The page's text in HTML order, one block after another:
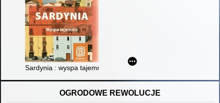
Sardynia : wyspa tajemnic
OGRODOWE REWOLUCJE